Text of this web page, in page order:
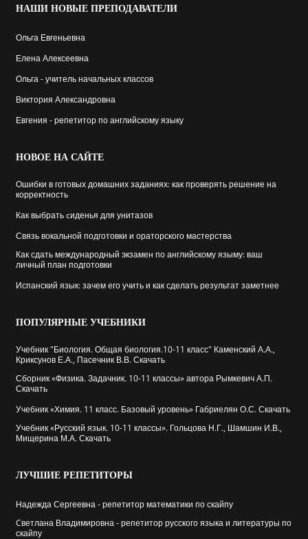
НАШИ НОВЫЕ ПРЕПОДАВАТЕЛИ
Ольга Евгеньевна
Елена Алексеевна
Ольга - учитель начальных классов
Виктория Александровна
Евгения - репетитор по английскому языку
НОВОЕ НА САЙТЕ
Ошибки в готовых домашних заданиях: как проверять решение на
корректность
Как выбрать cиденья для унитазов
Связь вокальной подготовки и ораторского мастерства
Как сдать международный экзамен по английскому языму: ваш
личный план подготовки
Испанский язык: зачем его учить и как сделать результат заметнее
ПОПУЛЯРНЫЕ УЧЕБНИКИ
Учебник "Биология. Общая биология.10-11 класс" Каменский А.А.,
Криксунов Е.А., Пасечник В.В. Скачать
Сборник «Физика. Задачник. 10-11 классы» автора Рымкевич А.П.
Скачать
Учебник «Химия. 11 класс. Базовый уровень» Габриелян О.С. Скачать
Учебник «Русский язык. 10-11 классы». Гольцова Н.Г., Шамшин И.В.,
Мищерина М.А. Скачать
ЛУЧШИЕ РЕПЕТИТОРЫ
Надежда Сергеевна - репетитор математики по скайпу
Cветлана Владимировна - репетитор русского языка и литературы по
скайпу